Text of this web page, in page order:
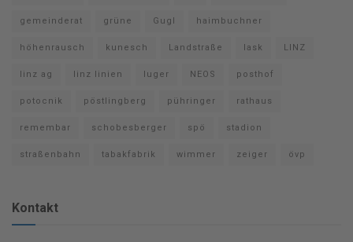
gemeinderat grüne Gugl haimbuchner
höhenrausch kunesch Landstraße lask LINZ
linz ag linz linien luger NEOS posthof
potocnik pöstlingberg pühringer rathaus
remembar schobesberger spö stadion
straßenbahn tabakfabrik wimmer zeiger övp
Kontakt